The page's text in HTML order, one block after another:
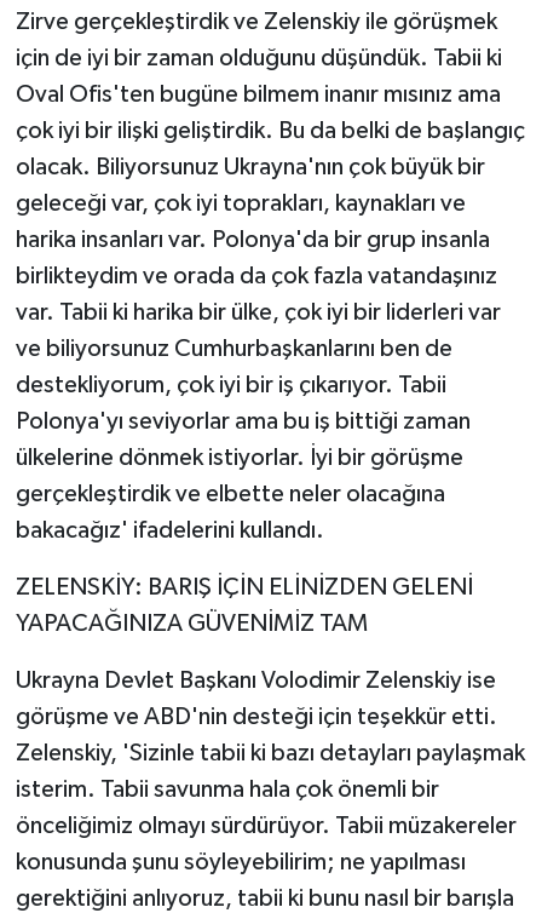
Zirve gerçekleştirdik ve Zelenskiy ile görüşmek
için de iyi bir zaman olduğunu düşündük. Tabii ki
Oval Ofis'ten bugüne bilmem inanır mısınız ama
çok iyi bir ilişki geliştirdik. Bu da belki de başlangıç
olacak. Biliyorsunuz Ukrayna'nın çok büyük bir
geleceği var, çok iyi toprakları, kaynakları ve
harika insanları var. Polonya'da bir grup insanla
birlikteydim ve orada da çok fazla vatandaşınız
var. Tabii ki harika bir ülke, çok iyi bir liderleri var
ve biliyorsunuz Cumhurbaşkanlarını ben de
destekliyorum, çok iyi bir iş çıkarıyor. Tabii
Polonya'yı seviyorlar ama bu iş bittiği zaman
ülkelerine dönmek istiyorlar. İyi bir görüşme
gerçekleştirdik ve elbette neler olacağına
bakacağız' ifadelerini kullandı.
ZELENSKİY: BARIŞ İÇİN ELİNİZDEN GELENİ
YAPACAĞINIZA GÜVENİMİZ TAM
Ukrayna Devlet Başkanı Volodimir Zelenskiy ise
görüşme ve ABD'nin desteği için teşekkür etti.
Zelenskiy, 'Sizinle tabii ki bazı detayları paylaşmak
isterim. Tabii savunma hala çok önemli bir
önceliğimiz olmayı sürdürüyor. Tabii müzakereler
konusunda şunu söyleyebilirim; ne yapılması
gerektiğini anlıyoruz, tabii ki bunu nasıl bir barışla